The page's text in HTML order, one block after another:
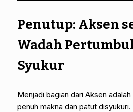
Penutup: Aksen
Wadah
Syukur
Menjadi bagian dari Aksen
penuh makna dan patut disyukuri.